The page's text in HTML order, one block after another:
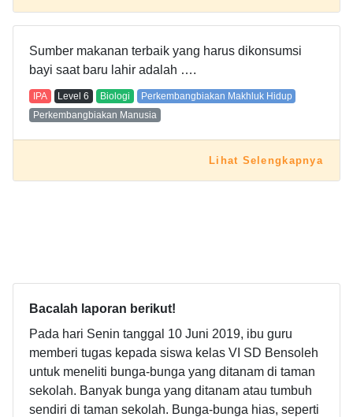
Sumber makanan terbaik yang harus dikonsumsi
bayi saat baru lahir adalah ….
IPA Level 6 Biologi
Perkembangbiakan Makhluk Hidup
Perkembangbiakan Manusia
Lihat Selengkapnya
Bacalah laporan berikut!
Pada hari Senin tanggal 10 Juni 2019, ibu guru
memberi tugas kepada siswa kelas VI SD Bensoleh
untuk meneliti bunga-bunga yang ditanam di taman
sekolah. Banyak bunga yang ditanam atau tumbuh
sendiri di taman sekolah. Bunga-bunga hias, seperti